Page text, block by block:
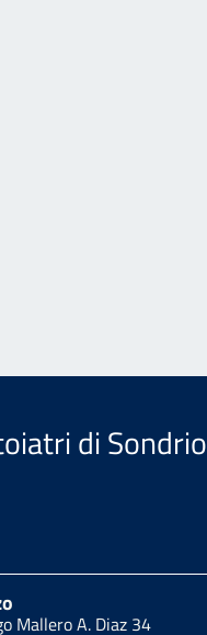
di Sondrio
Mallero A. Diaz 34